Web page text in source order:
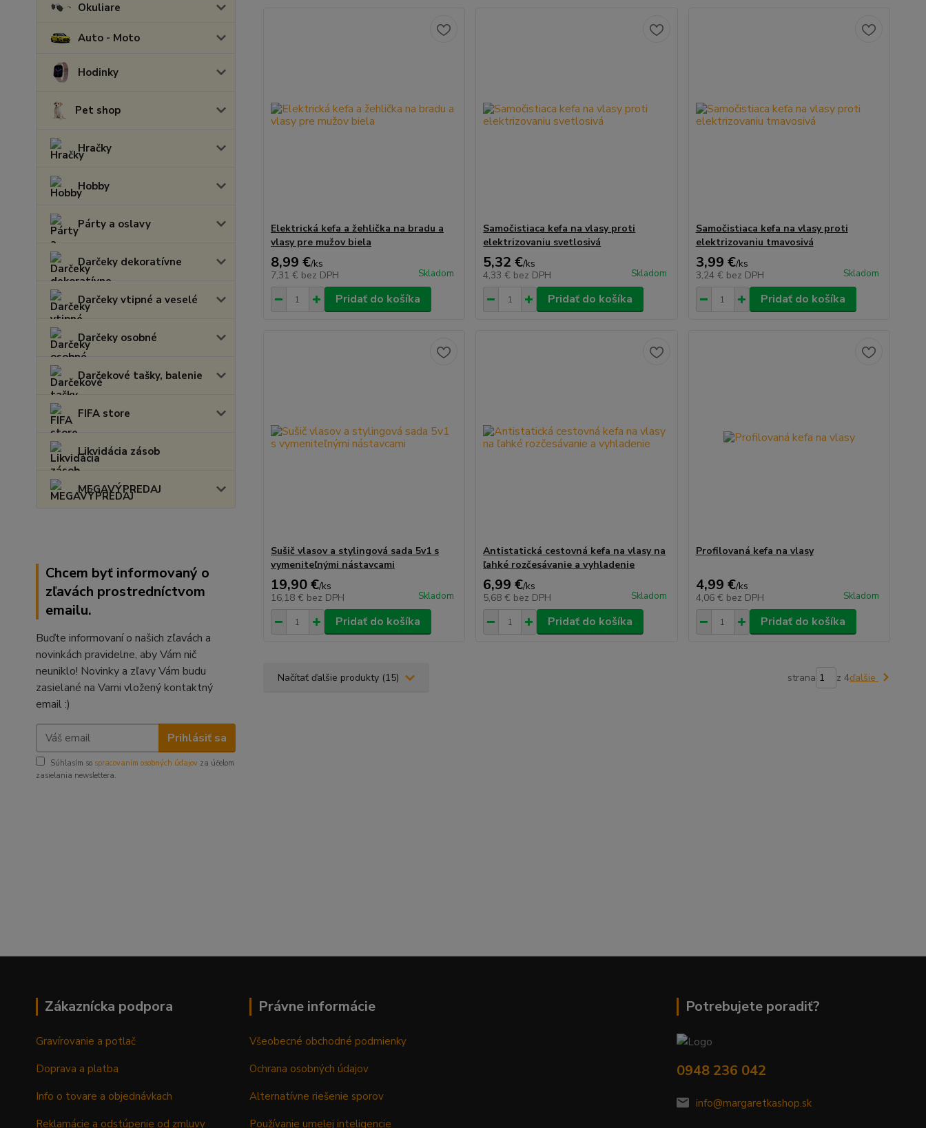
Okuliare
Auto - Moto
Hodinky
Pet shop
Hračky
Hobby
Párty a oslavy
Darčeky dekoratívne
Darčeky vtipné a veselé
Darčeky osobné
Darčekové tašky, balenie
FIFA store
Likvidácia zásob
MEGAVÝPREDAJ
Chcem byť informovaný o
zľavách prostredníctvom
emailu.
Buďte informovaní o našich zľavách a
novinkách pravidelne, aby Vám nič
neuniklo! Novinky a zľavy Vám budu
zasielané na Vami vložený kontaktný
email :)
Prihlásiť sa
Súhlasím so spracovaním osobných údajov za účelom
zasielania newslettera.
Elektrická kefa a žehlička na bradu a
vlasy pre mužov biela
8,99 €/ks
7,31 € bez DPH Skladom
Pridať do košíka
Samočistiaca kefa na vlasy proti
elektrizovaniu svetlosivá
5,32 €/ks
4,33 € bez DPH Skladom
Pridať do košíka
Samočistiaca kefa na vlasy proti
elektrizovaniu tmavosivá
3,99 €/ks
3,24 € bez DPH Skladom
Pridať do košíka
Sušič vlasov a stylingová sada 5v1 s
vymeniteľnými nástavcami
19,90 €/ks
16,18 € bez DPH Skladom
Pridať do košíka
Antistatická cestovná kefa na vlasy na
ľahké rozčesávanie a vyhladenie
6,99 €/ks
5,68 € bez DPH Skladom
Pridať do košíka
Profilovaná kefa na vlasy
4,99 €/ks
4,06 € bez DPH Skladom
Pridať do košíka
Načítať ďalšie produkty (15) strana z 4ďalšie
Zákaznícka podpora
Gravírovanie a potlač
Doprava a platba
Info o tovare a objednávkach
Reklamácie a odstúpenie od zmluvy
Právne informácie
Všeobecné obchodné podmienky
Ochrana osobných údajov
Alternatívne riešenie sporov
Používanie umelej inteligencie
Potrebujete poradiť?
0948 236 042
info@margaretkashop.sk